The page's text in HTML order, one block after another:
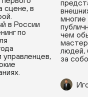
сцене, в
в России
по
многие
чем
людей,
за